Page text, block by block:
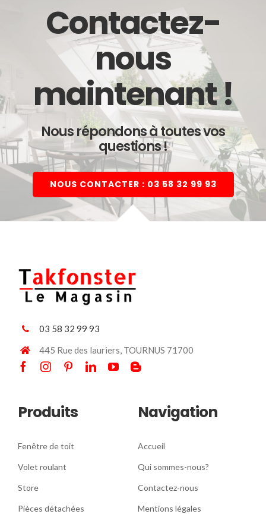
Contactez-
nous
maintenant !
Nous répondons à toutes vos
questions !
NOUS CONTACTER : 03 58 32 99 93
03 58 32 99 93
445 Rue des lauriers, TOURNUS 71700
Produits
Fenêtre de toit
Volet roulant
Store
Pièces détachées
Navigation
Accueil
Qui sommes-nous?
Contactez-nous
Mentions légales